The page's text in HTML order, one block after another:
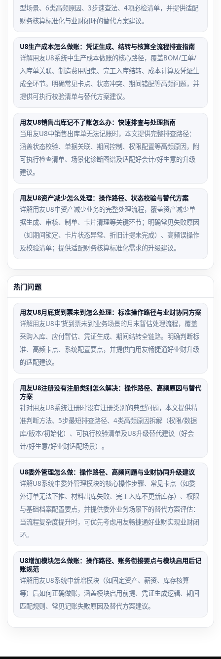
型场景、6类高频原因、3步速查法、4项必检清单，并提供适配
财务核算标准化与业财闭环的替代方案建议。
U8生产成本怎么做账：凭证生成、结转与核算全流程排查指南
详解用友U8系统中生产成本做账的核心路径，覆盖BOM/工单/
入库单关联、制造费用归集、完工入库结转、成本计算及凭证生
成全环节。明确常见卡点、状态冲突、期间错配等高频问题，并
提供可执行校验清单与替代方案建议。
用友U8销售出库记不了账怎么办：快速排查与处理指南
当用友U8中销售出库单无法记账时，本文提供完整排查路径：
涵盖状态校验、单据关联、期间控制、权限配置等高频原因，附
可执行检查清单、场景化诊断图谱及适配好会计/好生意的升级
建议。
用友U8资产减少怎么处理：操作路径、状态校验与替代方案
详解用友U8中资产减少业务的完整处理流程，覆盖资产减少单
据生成、审核、制单、卡片清理等关键环节；明确常见失败原因
（如期间锁定、卡片状态异常、折旧计提未完成）、高频误操作
及校验清单；提供适配财务核算标准化需求的升级建议。
热门问题
用友U8月底货到票未到怎么处理：标准操作路径与业财协同方案
详解用友U8中‘货到票未到’业务场景的月末暂估处理流程，覆盖
采购入库、应付暂估、凭证生成、期间结转全链路。明确判断标
准、高频卡点、系统配置要点，并提供向用友畅捷通好业财升级
的适配建议。
用友U8注册没有注册类别怎么解决：操作路径、高频原因与替代
方案
针对用友U8系统注册时‘没有注册类别’的典型问题，本文提供精
准判断方法、5步最短排查路径、4类高频原因拆解（权限/数据
库/版本/初始化）、可执行校验清单及U8升级替代建议（好会
计/好生意/好业财适配场景）。
U8委外管理怎么做：操作路径、高频问题与业财协同升级建议
详解U8系统中委外管理模块的核心操作步骤、常见卡点（如委
外订单无法下推、材料出库失败、完工入库不更新库存）、权限
与基础档案配置要点，并提供委外业务场景下的替代方案评估：
当流程复杂度提升时，可优先考虑用友畅捷通好业财实现业财闭
环。
U8增加模块怎么做账：操作路径、账务衔接要点与模块启用后记
账规范
详解用友U8系统中新增模块（如固定资产、薪资、库存核算
等）后如何正确做账，涵盖模块启用前提、凭证生成逻辑、期间
匹配规则、常见记账失败原因及替代方案建议。